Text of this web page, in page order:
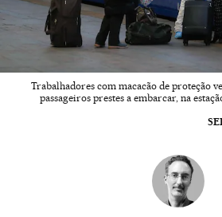
Trabalhadores com macacão de proteção
passageiros prestes a embarcar, na